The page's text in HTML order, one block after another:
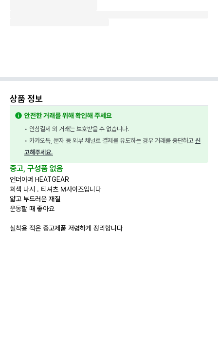
상품 정보
안전한 거래를 위해 확인해 주세요
• 안심결제 외 거래는 보호받을 수 없습니다.
• 카카오톡, 문자 등 외부 채널로 결제를 유도하는 경우 거래를 중단하고 신
고해주세요.
중고, 구성품 없음
언더아머 HEATGEAR
회색 나시 . 티셔츠 M사이즈입니다
얇고 부드러운 재질
운동할 때 좋아요
실착용 적은 중고제품 저렴하게 정리합니다